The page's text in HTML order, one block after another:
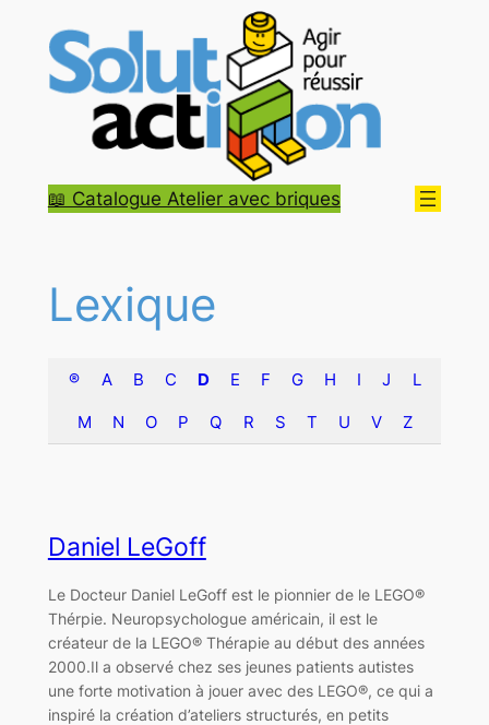
contenu
📖 Catalogue Atelier avec briques
Lexique
® A B C D E F G H I J L
M N O P Q R S T U V Z
Daniel LeGoff
Le Docteur Daniel LeGoff est le pionnier de le LEGO®
Thérpie. Neuropsychologue américain, il est le
créateur de la LEGO® Thérapie au début des années
2000.Il a observé chez ses jeunes patients autistes
une forte motivation à jouer avec des LEGO®, ce qui a
inspiré la création d’ateliers structurés, en petits